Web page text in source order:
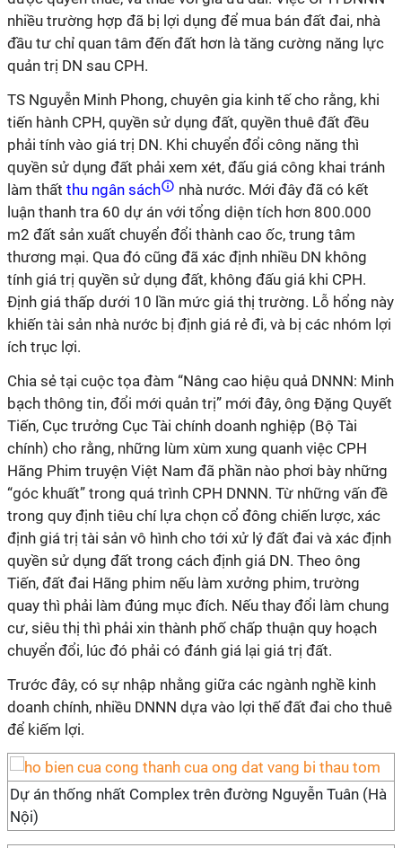
nhiều trường hợp đã bị lợi dụng để mua bán đất đai, nhà
đầu tư chỉ quan tâm đến đất hơn là tăng cường năng lực
quản trị DN sau CPH.
TS Nguyễn Minh Phong, chuyên gia kinh tế cho rằng, khi
tiến hành CPH, quyền sử dụng đất, quyền thuê đất đều
phải tính vào giá trị DN. Khi chuyển đổi công năng thì
quyền sử dụng đất phải xem xét, đấu giá công khai tránh
làm thất thu ngân sách
nhà nước. Mới đây đã có kết
luận thanh tra 60 dự án với tổng diện tích hơn 800.000
m2 đất sản xuất chuyển đổi thành cao ốc, trung tâm
thương mại. Qua đó cũng đã xác định nhiều DN không
tính giá trị quyền sử dụng đất, không đấu giá khi CPH.
Định giá thấp dưới 10 lần mức giá thị trường. Lỗ hổng này
khiến tài sản nhà nước bị định giá rẻ đi, và bị các nhóm lợi
ích trục lợi.
Chia sẻ tại cuộc tọa đàm “Nâng cao hiệu quả DNNN: Minh
bạch thông tin, đổi mới quản trị” mới đây, ông Đặng Quyết
Tiến, Cục trưởng Cục Tài chính doanh nghiệp (Bộ Tài
chính) cho rằng, những lùm xùm xung quanh việc CPH
Hãng Phim truyện Việt Nam đã phần nào phơi bày những
“góc khuất” trong quá trình CPH DNNN. Từ những vấn đề
trong quy định tiêu chí lựa chọn cổ đông chiến lược, xác
định giá trị tài sản vô hình cho tới xử lý đất đai và xác định
quyền sử dụng đất trong cách định giá DN. Theo ông
Tiến, đất đai Hãng phim nếu làm xưởng phim, trường
quay thì phải làm đúng mục đích. Nếu thay đổi làm chung
cư, siêu thị thì phải xin thành phố chấp thuận quy hoạch
chuyển đổi, lúc đó phải có đánh giá lại giá trị đất.
Trước đây, có sự nhập nhằng giữa các ngành nghề kinh
doanh chính, nhiều DNNN dựa vào lợi thế đất đai cho thuê
để kiếm lợi.
Dự án thống nhất Complex trên đường Nguyễn Tuân (Hà
Nội)